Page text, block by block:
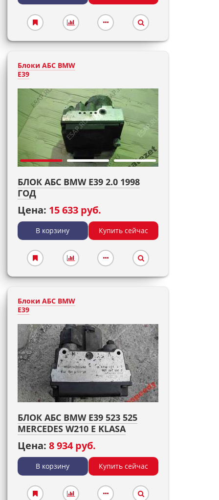
Блоки АБС BMW
E39
БЛОК АБС BMW E39 2.0 1998
ГОД
Цена: 15 633 руб.
В корзину Купить сейчас
Блоки АБС BMW
E39
БЛОК АБС BMW E39 523 525
MERCEDES W210 E KLASA
Цена: 8 934 руб.
В корзину Купить сейчас